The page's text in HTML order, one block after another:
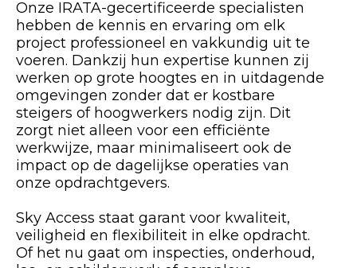
Onze IRATA-gecertificeerde specialisten
hebben de kennis en ervaring om elk
project professioneel en vakkundig uit te
voeren. Dankzij hun expertise kunnen zij
werken op grote hoogtes en in uitdagende
omgevingen zonder dat er kostbare
steigers of hoogwerkers nodig zijn. Dit
zorgt niet alleen voor een efficiënte
werkwijze, maar minimaliseert ook de
impact op de dagelijkse operaties van
onze opdrachtgevers.
Sky Access staat garant voor kwaliteit,
veiligheid en flexibiliteit in elke opdracht.
Of het nu gaat om inspecties, onderhoud,